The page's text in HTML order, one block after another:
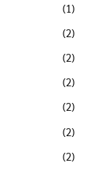
(1)
(2)
(2)
(2)
(2)
(2)
(2)